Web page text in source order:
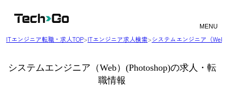
MENU
ITエンジニア転職・求人TOP>ITエンジニア求人検索>システムエンジニア（Web
システムエンジニア（Web）(Photoshop)の求人・転
職情報